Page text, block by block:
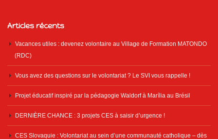
Articles récents
Vacances utiles : devenez volontaire au Village de Formation MATONDO
(RDC)
Vous avez des questions sur le volontariat ? Le SVI vous rappelle !
Projet éducatif inspiré par la pédagogie Waldorf à Marília au Brésil
DERNIÈRE CHANCE : 3 projets CES à saisir d’urgence !
CES Slovaquie : Volontariat au sein d’une communauté catholique – dès